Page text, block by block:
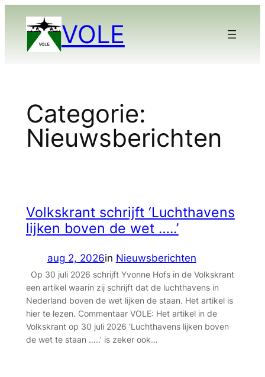
VOLE
Categorie:
Nieuwsberichten
Volkskrant schrijft ‘Luchthavens
lijken boven de wet …..’
aug 2, 2026in Nieuwsberichten
Op 30 juli 2026 schrijft Yvonne Hofs in de Volkskrant
een artikel waarin zij schrijft dat de luchthavens in
Nederland boven de wet lijken de staan. Het artikel is
hier te lezen. Commentaar VOLE: Het artikel in de
Volkskrant op 30 juli 2026 ‘Luchthavens lijken boven
de wet te staan …..’ is zeker ook…